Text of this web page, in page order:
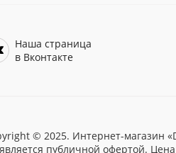
Наша страница
в Вконтакте
© 2025. Интернет-магазин
публичной офертой.